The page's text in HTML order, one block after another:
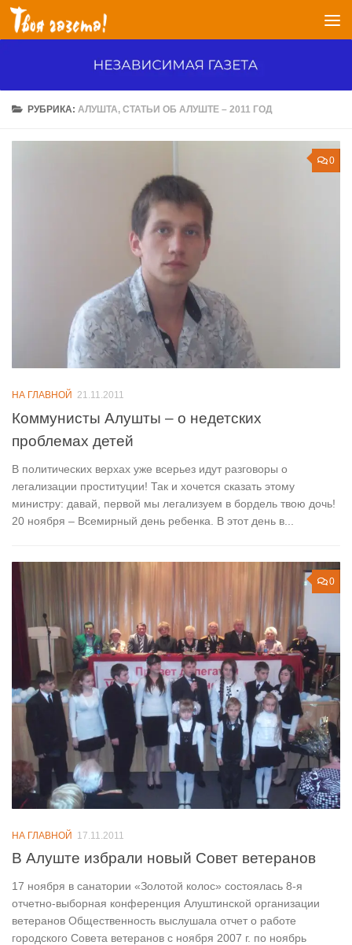
Перейти к содержимому
РУБРИКА: АЛУШТА, СТАТЬИ ОБ АЛУШТЕ – 2011 ГОД
0
НА ГЛАВНОЙ 21.11.2011
Коммунисты Алушты – о недетских
проблемах детей
В политических верхах уже всерьез идут разговоры о
легализации проституции! Так и хочется сказать этому
министру: давай, первой мы легализуем в бордель твою дочь!
20 ноября – Всемирный день ребенка. В этот день в...
0
НА ГЛАВНОЙ 17.11.2011
В Алуште избрали новый Совет ветеранов
17 ноября в санатории «Золотой колос» состоялась 8-я
отчетно-выборная конференция Алуштинской организации
ветеранов Общественность выслушала отчет о работе
городского Совета ветеранов с ноября 2007 г. по ноябрь